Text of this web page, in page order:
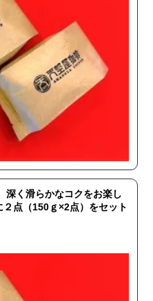
深く滑らかなコクをお楽し
点（150ｇ×2点）をセット